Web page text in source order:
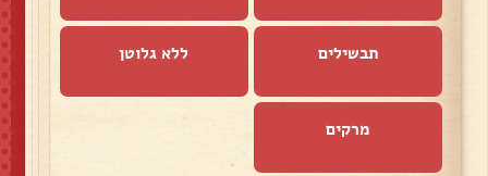
תבשילים ללא גלוטן
מרקים